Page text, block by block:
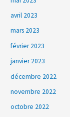
avril 2023
mars 2023
février 2023
janvier 2023
décembre 2022
novembre 2022
octobre 2022